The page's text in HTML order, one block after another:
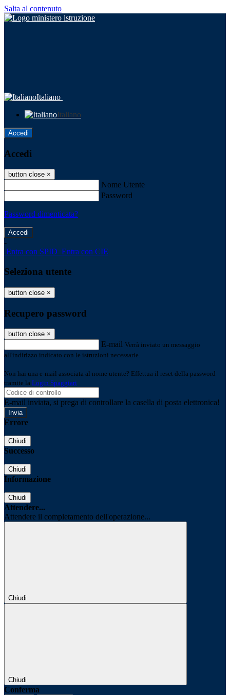
Salta al contenuto
Italiano
Italiano
Accedi
Accedi
button close ×
Nome Utente
Password
Password dimenticata?
-
Entra con SPID Entra con CIE
Seleziona utente
button close ×
Recupero password
button close ×
E-mail Verrà inviato un messaggio
all'indirizzo indicato con le istruzioni necessarie.
Non hai una e-mail associata al nome utente? Effettua il reset della password
tramite la Login Spaggiari
E-mail inviata, si prega di controllare la casella di posta elettronica!
Errore
Chiudi
Successo
Chiudi
Informazione
Chiudi
Attendere...
Attendere il completamento dell'operazione...
Chiudi
Chiudi
Conferma